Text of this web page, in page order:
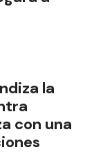
la
con una